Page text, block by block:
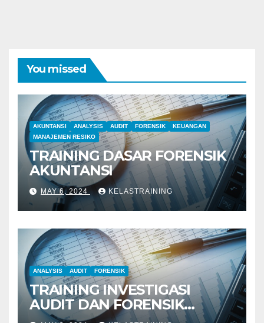
You missed
AKUNTANSI ANALYSIS AUDIT FORENSIK
KEUANGAN
MANAJEMEN RESIKO
TRAINING DASAR FORENSIK
AKUNTANSI
MAY 6, 2024 KELASTRAINING
ANALYSIS AUDIT FORENSIK
TRAINING INVESTIGASI
AUDIT DAN FORENSIK
KEUANGAN